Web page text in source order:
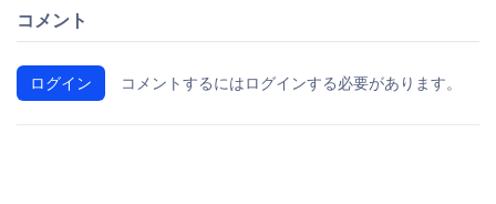
コメント
ログイン コメントするにはログインする必要があります。